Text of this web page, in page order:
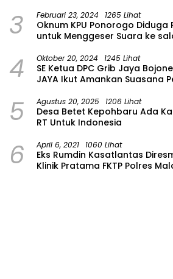
3 Februari 23, 2024 1265 Lihat
Oknum KPU Ponorogo Diduga
untuk Menggeser Suara ke
4 Oktober 20, 2024 1245 Lihat
SE Ketua DPC Grib Jaya
JAYA Ikut Amankan Suasana
5 Agustus 20, 2025 1206 Lihat
Desa Betet Kepohbaru Ada
RT Untuk Indonesia
6 April 6, 2021 1060 Lihat
Eks Rumdin Kasatlantas
Klinik Pratama FKTP Polres